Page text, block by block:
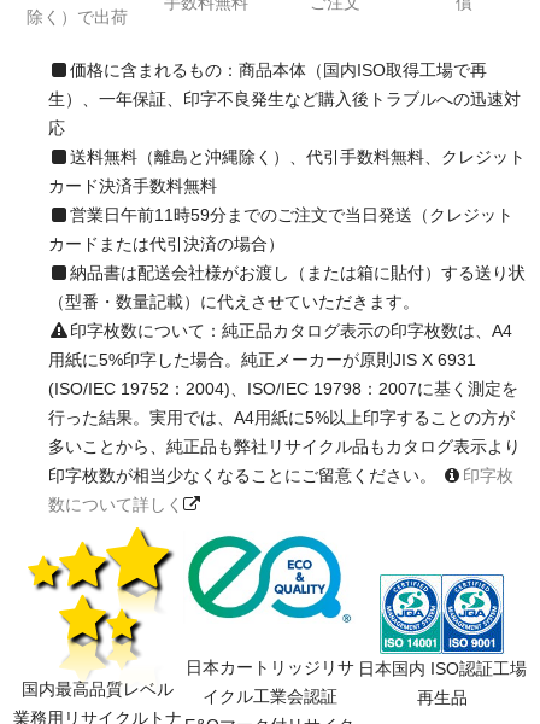
除く）で出荷
価格に含まれるもの：商品本体（国内ISO取得工場で再
生）、一年保証、印字不良発生など購入後トラブルへの迅速対
応
送料無料（離島と沖縄除く）、代引手数料無料、クレジット
カード決済手数料無料
営業日午前11時59分までのご注文で当日発送（クレジット
カードまたは代引決済の場合）
納品書は配送会社様がお渡し（または箱に貼付）する送り状
（型番・数量記載）に代えさせていただきます。
印字枚数について：純正品カタログ表示の印字枚数は、A4
用紙に5%印字した場合。純正メーカーが原則JIS X 6931
(ISO/IEC 19752：2004)、ISO/IEC 19798：2007に基く測定を
行った結果。実用では、A4用紙に5%以上印字することの方が
多いことから、純正品も弊社リサイクル品もカタログ表示より
印字枚数が相当少なくなることにご留意ください。
印字枚
数について詳しく
国内最高品質レベル
業務用リサイクルトナ
日本カートリッジリサ
イクル工業会認証
日本国内 ISO認証工場
再生品